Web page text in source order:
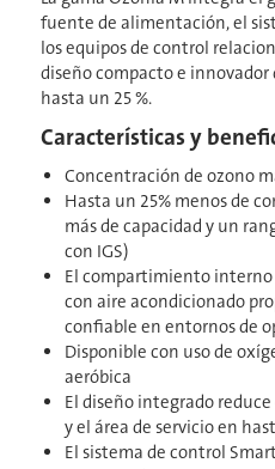
fuente de alimentación, el
los equipos de control
diseño compacto e
hasta un 25 %.
Características y
Concentración de ozono
Hasta un 25% menos de
más de capacidad y un
con IGS)
El compartimiento
con aire acondicionado
confiable en entornos de
Disponible con uso de
aeróbica
El diseño integrado
y el área de servicio en
El sistema de control